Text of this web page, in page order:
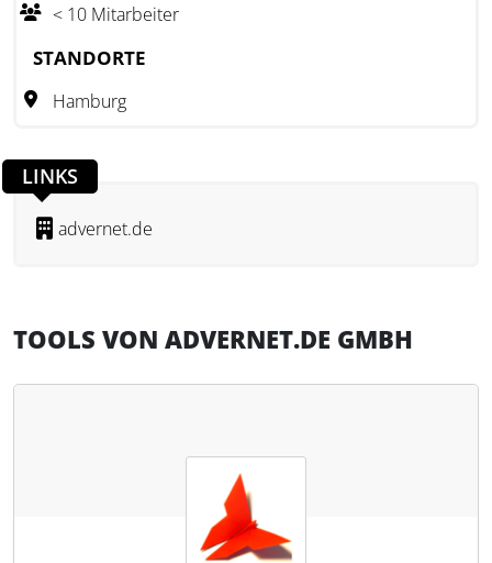
< 10 Mitarbeiter
STANDORTE
Hamburg
LINKS
advernet.de
TOOLS VON ADVERNET.DE GMBH